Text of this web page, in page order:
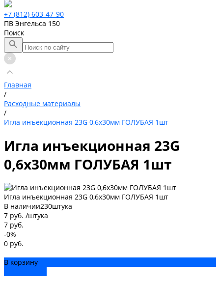
+7 (812) 603-47-90
ПВ Энгельса 150
Поиск
Главная
/
Расходные материалы
/
Игла инъекционная 23G 0,6х30мм ГОЛУБАЯ 1шт
Игла инъекционная 23G
0,6х30мм ГОЛУБАЯ 1шт
Игла инъекционная 23G 0,6х30мм ГОЛУБАЯ 1шт
В наличии230штука
7 руб. /штука
7 руб.
-0%
0 руб.
В корзину